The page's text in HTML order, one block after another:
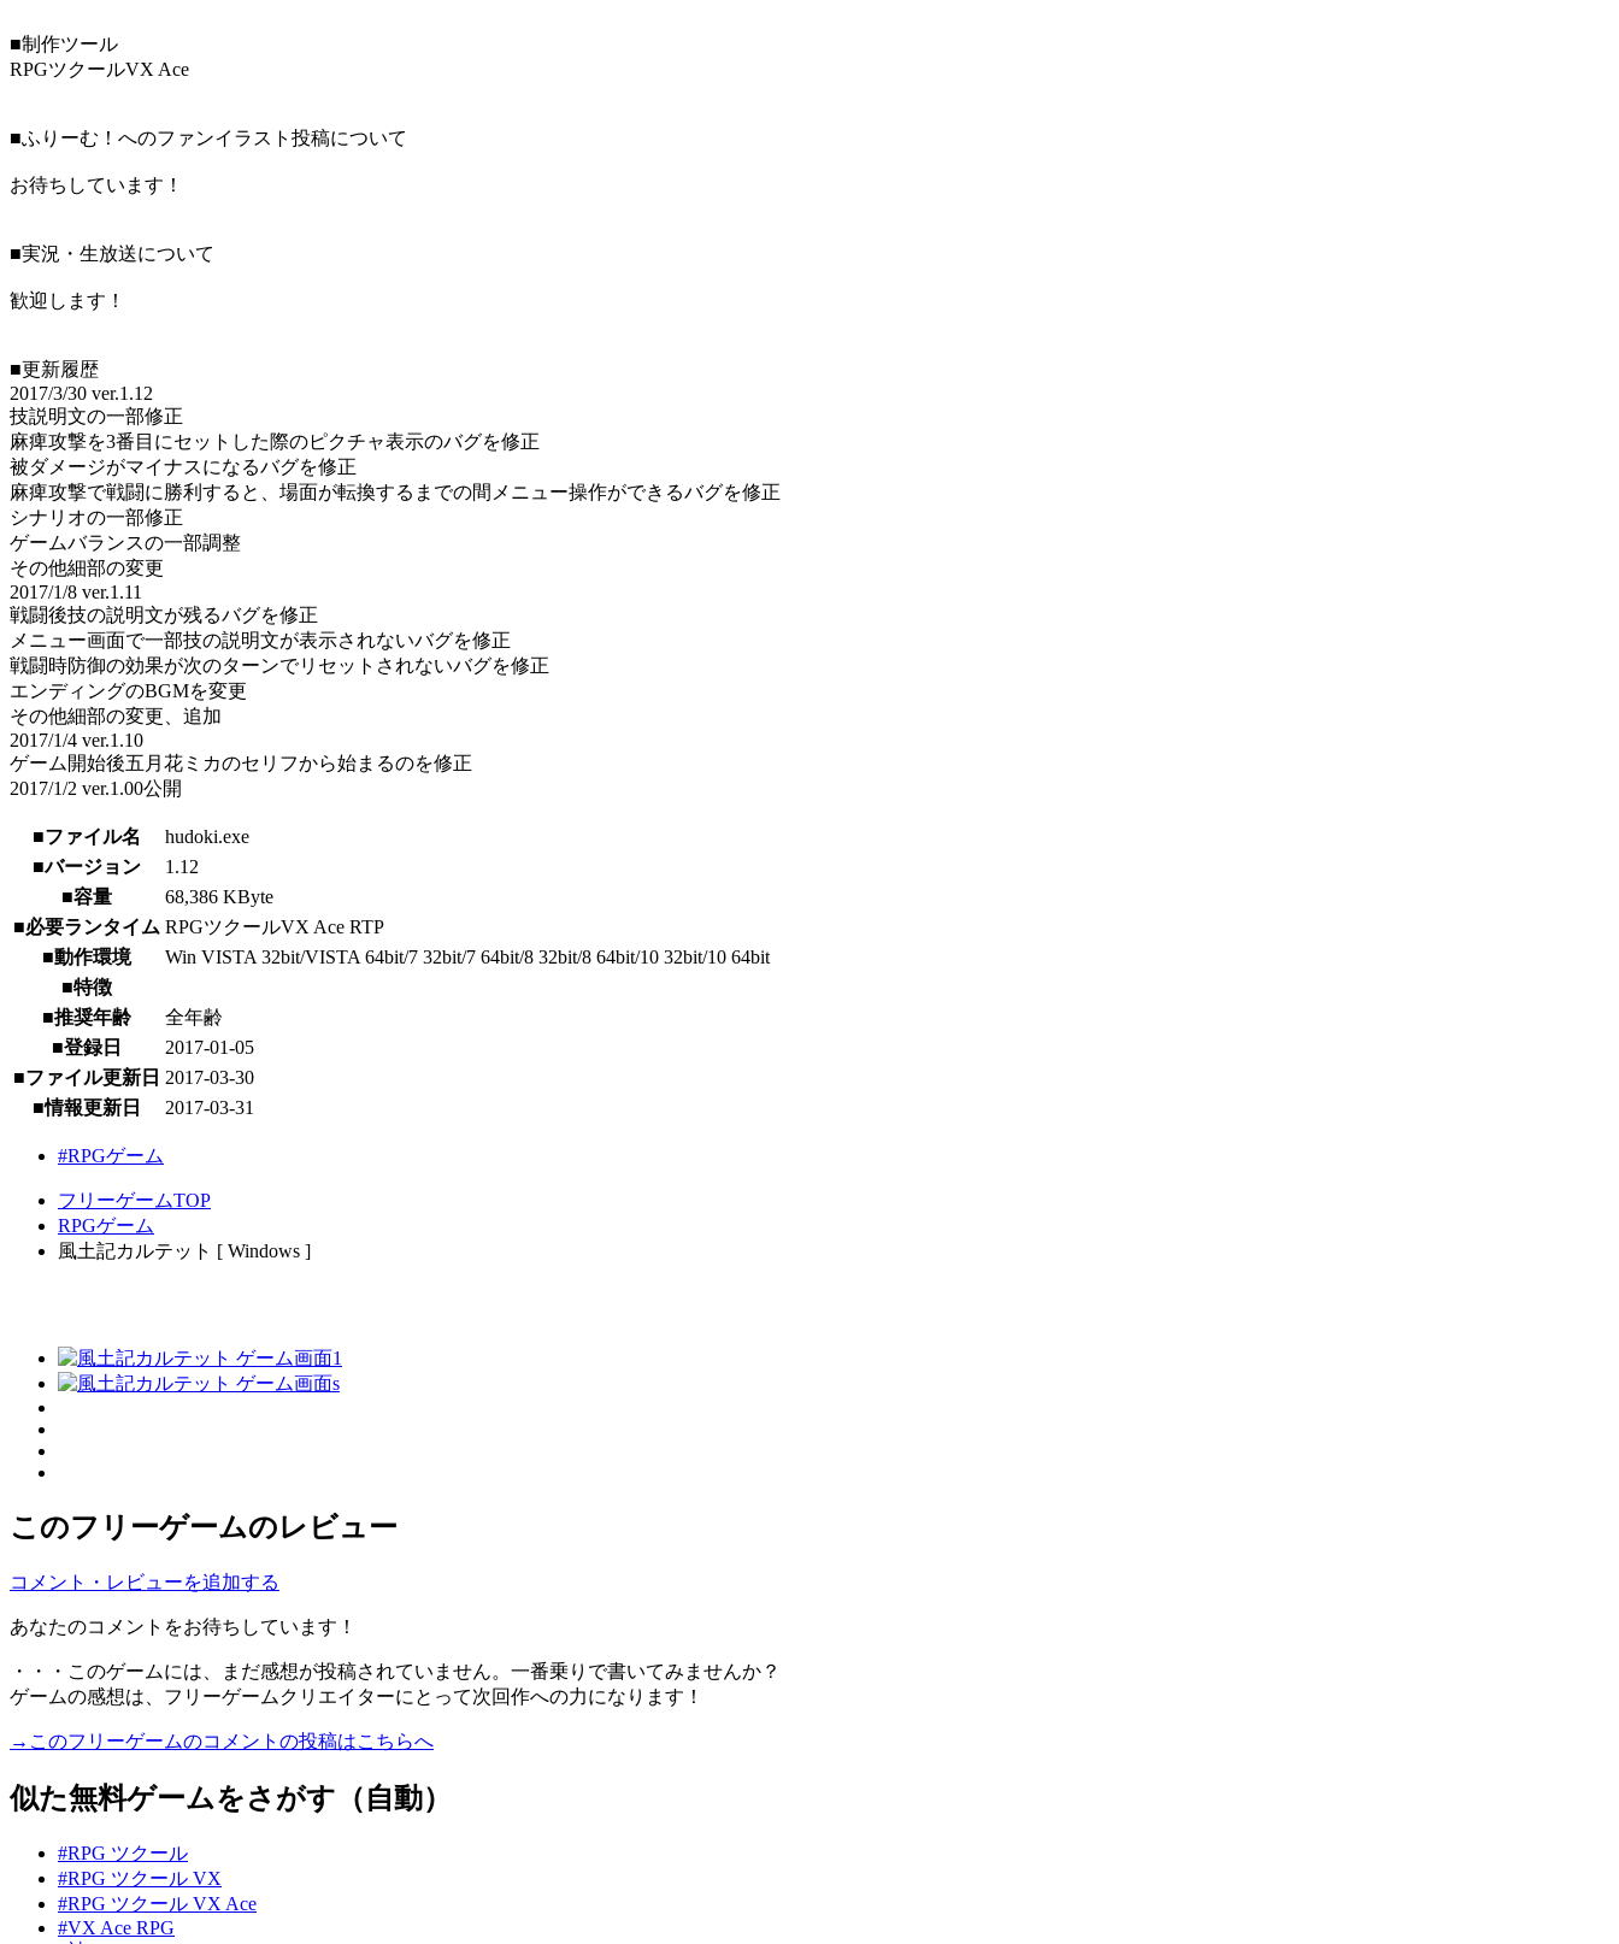
■制作ツール
RPGツクールVX Ace
■ふりーむ！へのファンイラスト投稿について
お待ちしています！
■実況・生放送について
歓迎します！
■更新履歴
2017/3/30 ver.1.12
技説明文の一部修正
麻痺攻撃を3番目にセットした際のピクチャ表示のバグを修正
被ダメージがマイナスになるバグを修正
麻痺攻撃で戦闘に勝利すると、場面が転換するまでの間メニュー操作ができるバグを修正
シナリオの一部修正
ゲームバランスの一部調整
その他細部の変更
2017/1/8 ver.1.11
戦闘後技の説明文が残るバグを修正
メニュー画面で一部技の説明文が表示されないバグを修正
戦闘時防御の効果が次のターンでリセットされないバグを修正
エンディングのBGMを変更
その他細部の変更、追加
2017/1/4 ver.1.10
ゲーム開始後五月花ミカのセリフから始まるのを修正
2017/1/2 ver.1.00公開
■ファイル名
hudoki.exe
■バージョン
1.12
■容量
68,386 KByte
■必要ランタイム RPGツクールVX Ace RTP
■動作環境
Win VISTA 32bit/VISTA 64bit/7 32bit/7 64bit/8 32bit/8 64bit/10 32bit/10 64bit
■特徴
■推奨年齢
全年齢
■登録日
2017-01-05
■ファイル更新日 2017-03-30
■情報更新日
2017-03-31
#RPGゲーム
フリーゲームTOP
RPGゲーム
風土記カルテット [ Windows ]
このフリーゲームのレビュー
コメント・レビューを追加する
あなたのコメントをお待ちしています！
・・・このゲームには、まだ感想が投稿されていません。一番乗りで書いてみませんか？
ゲームの感想は、フリーゲームクリエイターにとって次回作への力になります！
→このフリーゲームのコメントの投稿はこちらへ
似た無料ゲームをさがす（自動）
#RPG ツクール
#RPG ツクール VX
#RPG ツクール VX Ace
#VX Ace RPG